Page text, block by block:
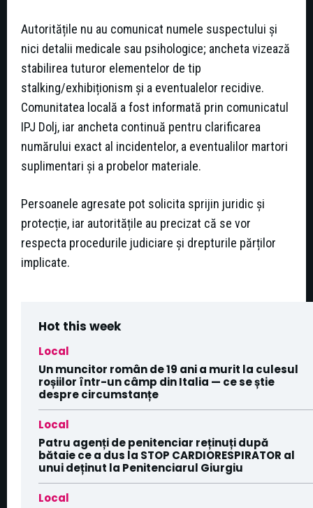
Autoritățile nu au comunicat numele suspectului și
nici detalii medicale sau psihologice; ancheta vizează
stabilirea tuturor elementelor de tip
stalking/exhibiționism și a eventualelor recidive.
Comunitatea locală a fost informată prin comunicatul
IPJ Dolj, iar ancheta continuă pentru clarificarea
numărului exact al incidentelor, a eventualilor martori
suplimentari și a probelor materiale.
Persoanele agresate pot solicita sprijin juridic și
protecție, iar autoritățile au precizat că se vor
respecta procedurile judiciare și drepturile părților
implicate.
Hot this week
Local
Un muncitor român de 19 ani a murit la culesul
roșiilor într-un câmp din Italia — ce se știe
despre circumstanțe
Local
Patru agenți de penitenciar reținuți după
bătaie ce a dus la STOP CARDIORESPIRATOR al
unui deținut la Penitenciarul Giurgiu
Local